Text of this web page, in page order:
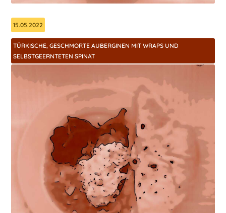
15.05.2022
TÜRKISCHE, GESCHMORTE AUBERGINEN MIT WRAPS UND
SELBSTGEERNTETEN SPINAT